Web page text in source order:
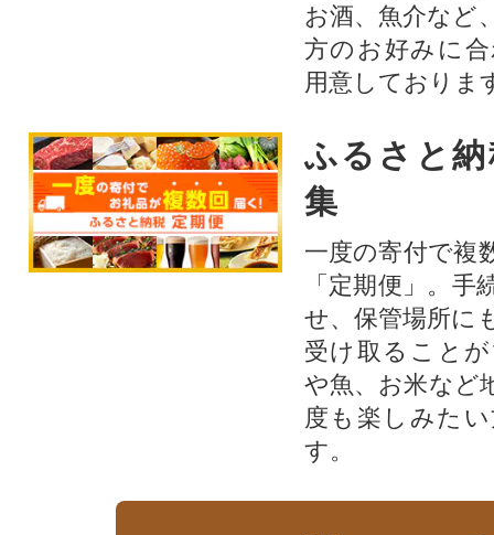
お酒、魚介など
方のお好みに
用意しておりま
ふるさと
集
一度の寄付で複
「定期便」。
せ、保管場所に
受け取ること
や魚、お米など
度も楽しみた
す。